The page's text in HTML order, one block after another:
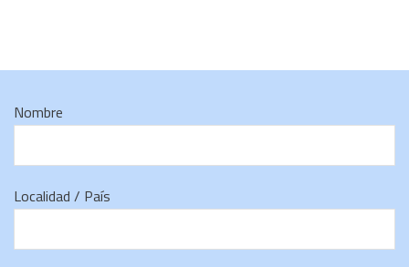
Nombre
Localidad / País